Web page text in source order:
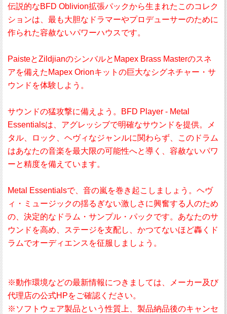
伝説的なBFD Oblivion拡張パックから生まれたこのコレク
ションは、最も大胆なドラマーやプロデューサーのために
作られた容赦ないパワーハウスです。
PaisteとZildjianのシンバルとMapex Brass Masterのスネ
アを備えたMapex Orionキットの巨大なシグネチャー・サ
ウンドを体験しよう。
サウンドの猛攻撃に備えよう。BFD Player - Metal
Essentialsは、アグレッシブで明確なサウンドを提供。メ
タル、ロック、ヘヴィなジャンルに関わらず、このドラム
はあなたの音楽を最大限の可能性へと導く、容赦ないパワ
ーと精度を備えています。
Metal Essentialsで、音の嵐を巻き起こしましょう。ヘヴ
ィ・ミュージックの揺るぎない激しさに興奮する人のため
の、決定的なドラム・サンプル・パックです。あなたのサ
ウンドを高め、ステージを支配し、かつてないほど轟くド
ラムでオーディエンスを征服しましょう。
※動作環境などの最新情報につきましては、メーカー及び
代理店の公式HPをご確認ください。
※ソフトウェア製品という性質上、製品納品後のキャンセ